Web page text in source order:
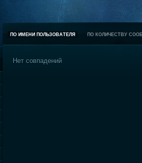
ПО ИМЕНИ ПОЛЬЗОВАТЕЛЯ ПО КОЛИЧЕСТВУ
Нет совпадений